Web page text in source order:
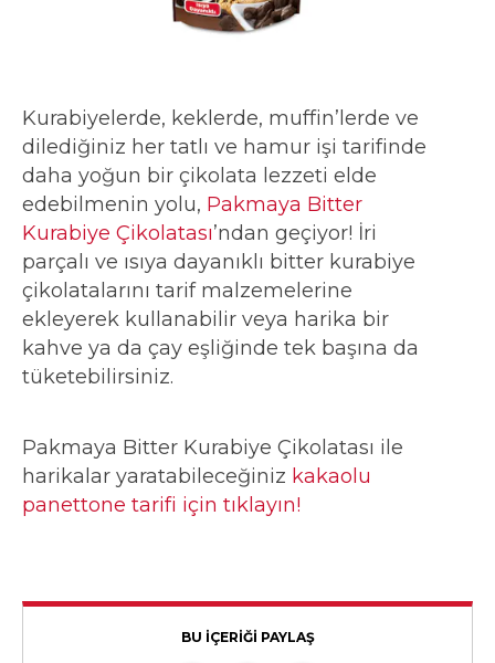
Kurabiyelerde, keklerde, muffin’lerde ve
dilediğiniz her tatlı ve hamur işi tarifinde
daha yoğun bir çikolata lezzeti elde
edebilmenin yolu, Pakmaya Bitter
Kurabiye Çikolatası’ndan geçiyor! İri
parçalı ve ısıya dayanıklı bitter kurabiye
çikolatalarını tarif malzemelerine
ekleyerek kullanabilir veya harika bir
kahve ya da çay eşliğinde tek başına da
tüketebilirsiniz.
Pakmaya Bitter Kurabiye Çikolatası ile
harikalar yaratabileceğiniz kakaolu
panettone tarifi için tıklayın!
BU İÇERİĞİ PAYLAŞ